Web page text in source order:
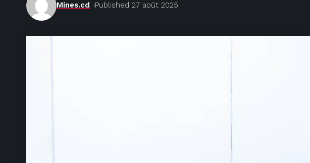
Mines.cd Published 27 août 2025